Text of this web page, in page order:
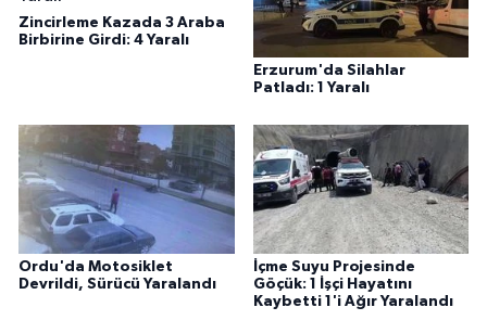
Zincirleme Kazada 3 Araba
Birbirine Girdi: 4 Yaralı
Erzurum'da Silahlar
Patladı: 1 Yaralı
Ordu'da Motosiklet
Devrildi, Sürücü Yaralandı
İçme Suyu Projesinde
Göçük: 1 İşçi Hayatını
Kaybetti 1'i Ağır Yaralandı